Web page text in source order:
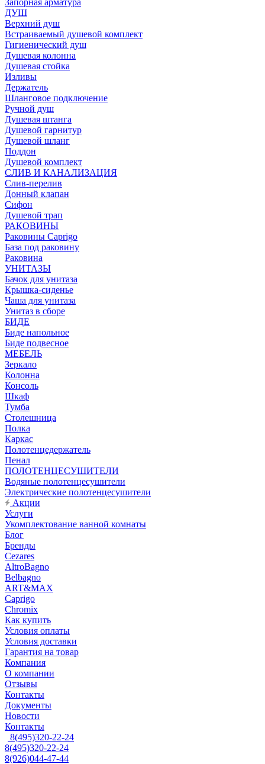
Запорная арматура
ДУШ
Верхний душ
Встраиваемый душевой комплект
Гигиенический душ
Душевая колонна
Душевая стойка
Изливы
Держатель
Шланговое подключение
Ручной душ
Душевая штанга
Душевой гарнитур
Душевой шланг
Поддон
Душевой комплект
СЛИВ И КАНАЛИЗАЦИЯ
Слив-перелив
Донный клапан
Сифон
Душевой трап
РАКОВИНЫ
Раковины Caprigo
База под раковину
Раковина
УНИТАЗЫ
Бачок для унитаза
Крышка-сиденье
Чаша для унитаза
Унитаз в сборе
БИДЕ
Биде напольное
Биде подвесное
МЕБЕЛЬ
Зеркало
Колонна
Консоль
Шкаф
Тумба
Столешница
Полка
Каркас
Полотенцедержатель
Пенал
ПОЛОТЕНЦЕСУШИТЕЛИ
Водяные полотенцесушители
Электрические полотенцесушители
Акции
Услуги
Укомплектование ванной комнаты
Блог
Бренды
Cezares
AltroBagno
Belbagno
ART&MAX
Caprigo
Chromix
Как купить
Условия оплаты
Условия доставки
Гарантия на товар
Компания
О компании
Отзывы
Контакты
Документы
Новости
Контакты
8(495)320-22-24
8(495)320-22-24
8(926)044-47-44